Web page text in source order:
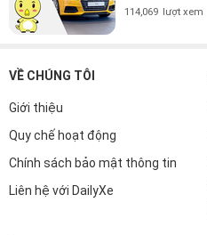
114,069 lượt xem
VỀ CHÚNG TÔI
Giới thiệu
Quy chế hoạt động
Chính sách bảo mật thông tin
Liên hệ với DailyXe